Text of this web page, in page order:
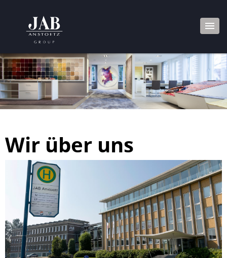
Wir über uns